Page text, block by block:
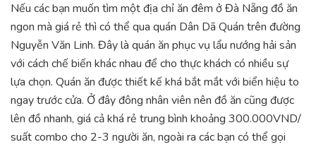
Nếu các bạn muốn tìm một địa chỉ ăn đêm ở Đà Nẵng đồ ăn
ngon mà giá rẻ thì có thể qua quán Dân Dã Quán trên đường
Nguyễn Văn Linh. Đây là quán ăn phục vụ lẩu nướng hải sản
với cách chế biến khác nhau để cho thực khách có nhiều sự
lựa chọn. Quán ăn được thiết kế khá bắt mắt với biển hiệu to
ngay trước cửa. Ở đây đông nhân viên nên đồ ăn cũng được
lên đồ nhanh, giá cả khá rẻ trung bình khoảng 300.000VND/
suất combo cho 2-3 người ăn, ngoài ra các bạn có thể gọi